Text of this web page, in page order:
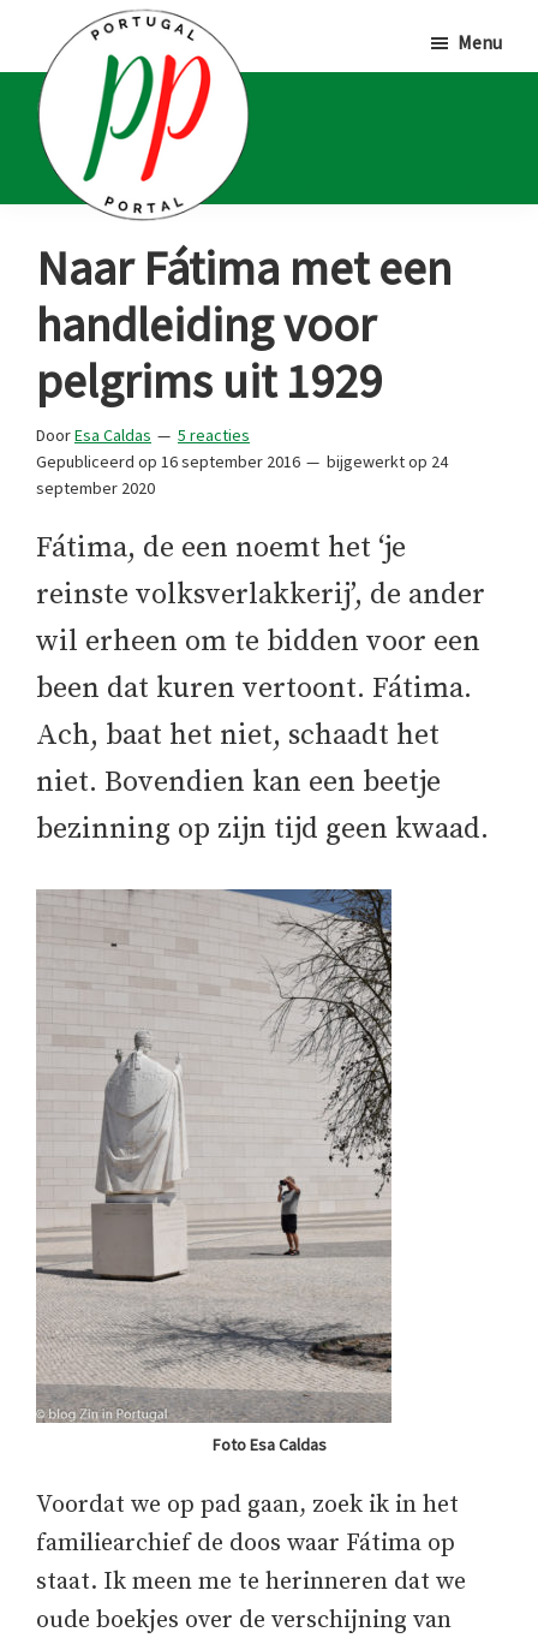
hoofd
inhoud
eerste
sidebar
voettekst
Portal
Portugalliefhebbers
en
fanaten
Menu
Naar Fátima met een
handleiding voor
pelgrims uit 1929
DoorEsa Caldas
5 reacties
Gepubliceerd op 16 september 2016 bijgewerkt op 24
september 2020
Fátima, de een noemt het ‘je
reinste volksverlakkerij’, de ander
wil erheen om te bidden voor een
been dat kuren vertoont. Fátima.
Ach, baat het niet, schaadt het
niet. Bovendien kan een beetje
bezinning op zijn tijd geen kwaad.
Foto Esa Caldas
Voordat we op pad gaan, zoek ik in het
familiearchief de doos waar Fátima op
staat. Ik meen me te herinneren dat we
oude boekjes over de verschijning van